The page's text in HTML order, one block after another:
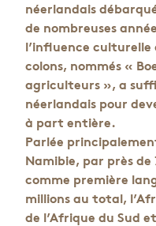
néerlandais
de nombreuses
l’influence culturelle
colons, nommés «
agriculteurs », a
néerlandais pour
à part entière.
Parlée
Namibie, par près
comme première
millions au total,
de l’Afrique du Sud